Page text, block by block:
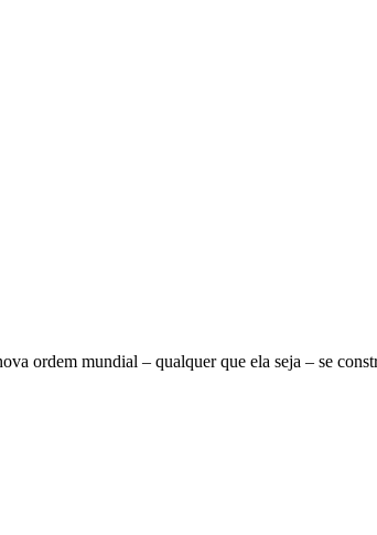
ordem mundial – qualquer que ela seja – se